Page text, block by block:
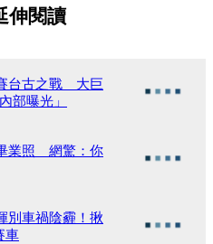
伸閱讀
台古之戰 大巨
部曝光」
業照 網驚：你
車禍陰霾！揪
車